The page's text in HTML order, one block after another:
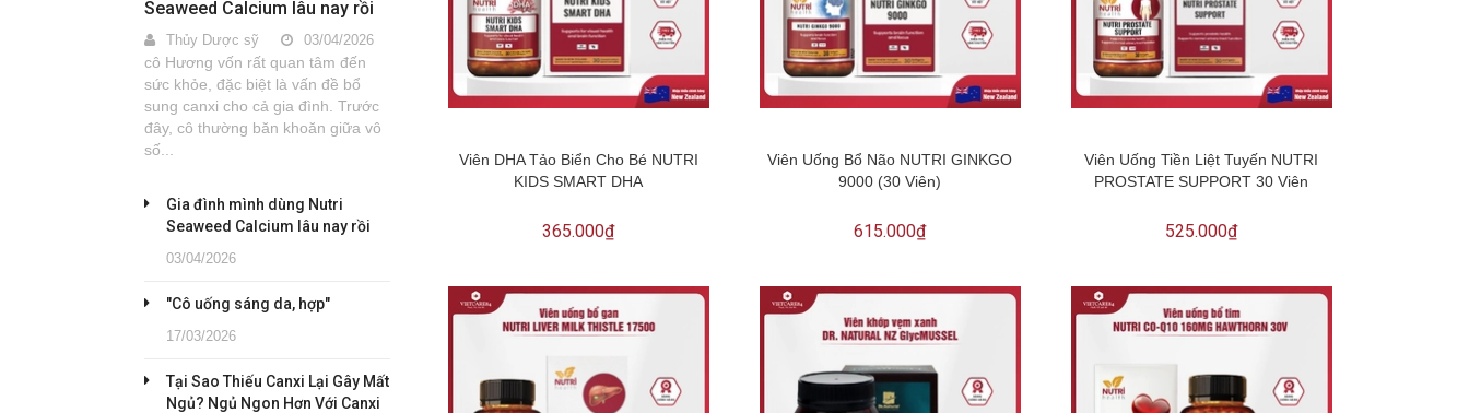
Seaweed Calcium lâu nay rồi
Thủy Dược sỹ 03/04/2026
cô Hương vốn rất quan tâm đến
sức khỏe, đặc biệt là vấn đề bổ
sung canxi cho cả gia đình. Trước
đây, cô thường băn khoăn giữa vô
số...
Gia đình mình dùng Nutri
Seaweed Calcium lâu nay rồi
03/04/2026
"Cô uống sáng da, hợp"
17/03/2026
Tại Sao Thiếu Canxi Lại Gây Mất
Ngủ? Ngủ Ngon Hơn Với Canxi
Viên DHA Tảo Biển Cho Bé NUTRI
KIDS SMART DHA
365.000₫
Viên Uống Bổ Não NUTRI GINKGO
9000 (30 Viên)
615.000₫
Viên Uống Tiền Liệt Tuyến NUTRI
PROSTATE SUPPORT 30 Viên
525.000₫